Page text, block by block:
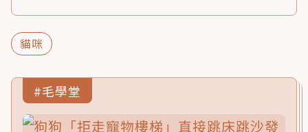
貓咪
#毛學堂